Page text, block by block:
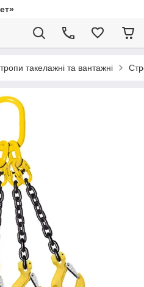
такелажні та вантажні